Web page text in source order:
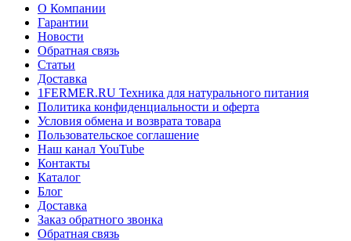
О Компании
Гарантии
Новости
Обратная связь
Статьи
Доставка
1FERMER.RU Техника для натурального питания
Политика конфиденциальности и оферта
Условия обмена и возврата товара
Пользовательское соглашение
Наш канал YouTube
Контакты
Каталог
Блог
Доставка
Заказ обратного звонка
Обратная связь